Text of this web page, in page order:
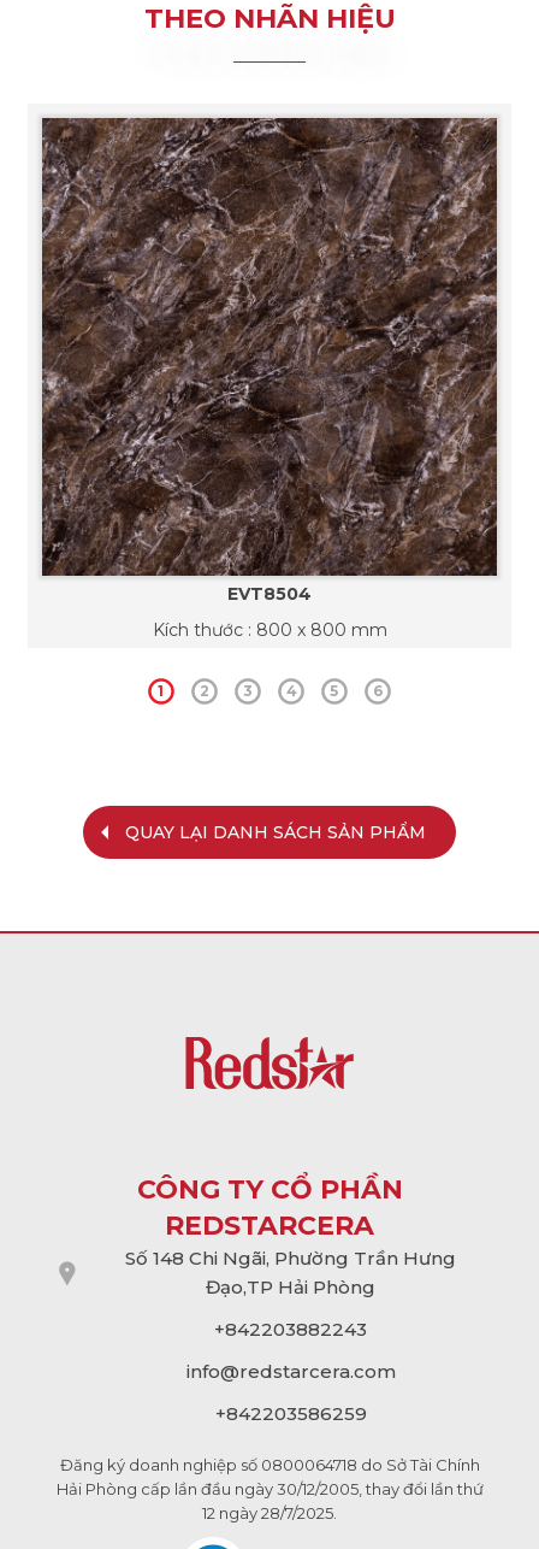
THEO NHÃN HIỆU
EVT8504
Kích thước : 800 x 800 mm
1 2 3 4 5 6
QUAY LẠI DANH SÁCH SẢN PHẨM
CÔNG TY CỔ PHẦN
REDSTARCERA
Số 148 Chi Ngãi, Phường Trần Hưng
Đạo,TP Hải Phòng
+842203882243
info@redstarcera.com
+842203586259
Đăng ký doanh nghiệp số 0800064718 do Sở Tài Chính
Hải Phòng cấp lần đầu ngày 30/12/2005, thay đổi lần thứ
12 ngày 28/7/2025.